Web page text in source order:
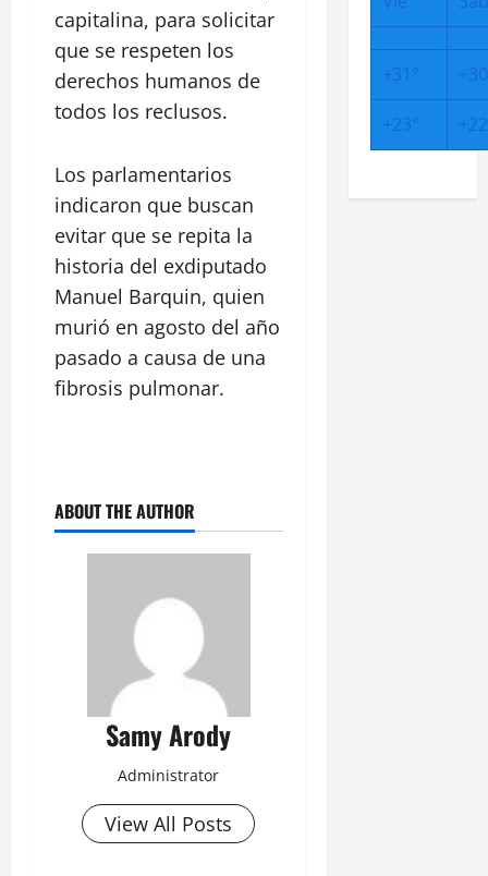
capitalina, para solicitar
que se respeten los
derechos humanos de
todos los reclusos.
Los parlamentarios
indicaron que buscan
evitar que se repita la
historia del exdiputado
Manuel Barquin, quien
murió en agosto del año
pasado a causa de una
fibrosis pulmonar.
ABOUT THE AUTHOR
Samy Arody
Administrator
View All Posts
+31° +
+23° +